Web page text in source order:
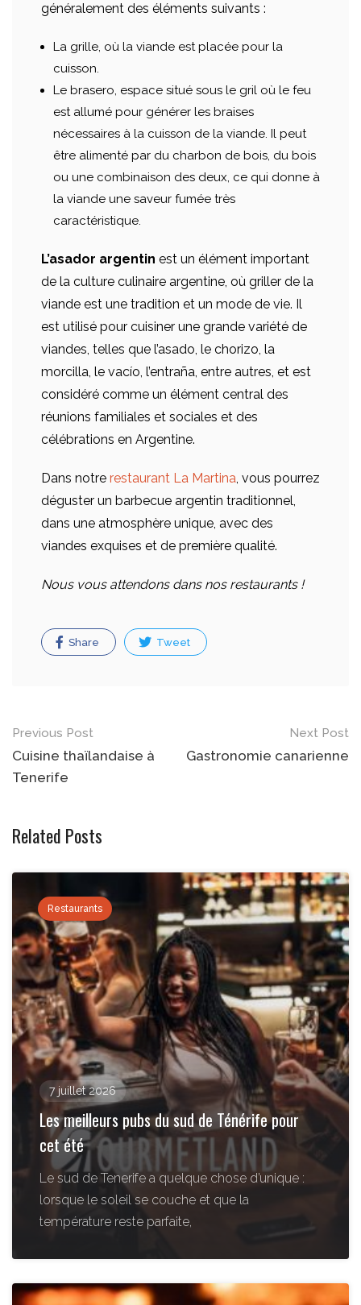
généralement des éléments suivants :
La grille, où la viande est placée pour la
cuisson.
Le brasero, espace situé sous le gril où le feu
est allumé pour générer les braises
nécessaires à la cuisson de la viande. Il peut
être alimenté par du charbon de bois, du bois
ou une combinaison des deux, ce qui donne à
la viande une saveur fumée très
caractéristique.
L’asador argentin est un élément important
de la culture culinaire argentine, où griller de la
viande est une tradition et un mode de vie. Il
est utilisé pour cuisiner une grande variété de
viandes, telles que l’asado, le chorizo, la
morcilla, le vacío, l’entraña, entre autres, et est
considéré comme un élément central des
réunions familiales et sociales et des
célébrations en Argentine.
Dans notre restaurant La Martina, vous pourrez
déguster un barbecue argentin traditionnel,
dans une atmosphère unique, avec des
viandes exquises et de première qualité.
Nous vous attendons dans nos restaurants !
Share Tweet
Post
navigation
Previous Post
Cuisine thaïlandaise à
Tenerife
Next Post
Gastronomie canarienne
Related Posts
Restaurants
7 juillet 2026
Les meilleurs pubs du sud de Ténérife pour
cet été
Le sud de Tenerife a quelque chose d’unique :
lorsque le soleil se couche et que la
température reste parfaite,